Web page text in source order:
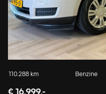
110.288 km Benzine